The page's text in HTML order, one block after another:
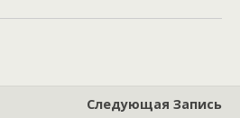
Следующая Запись